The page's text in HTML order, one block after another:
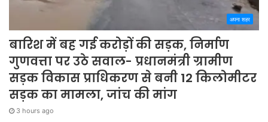
अपना शहर
बारिश में बह गई करोड़ों की सड़क, निर्माण
गुणवत्ता पर उठे सवाल- प्रधानमंत्री ग्रामीण
सड़क विकास प्राधिकरण से बनी 12 किलोमीटर
सड़क का मामला, जांच की मांग
3 hours ago